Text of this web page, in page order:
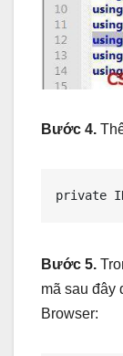
Bước 4.
Bước 5.
mã sau đây
Browser: